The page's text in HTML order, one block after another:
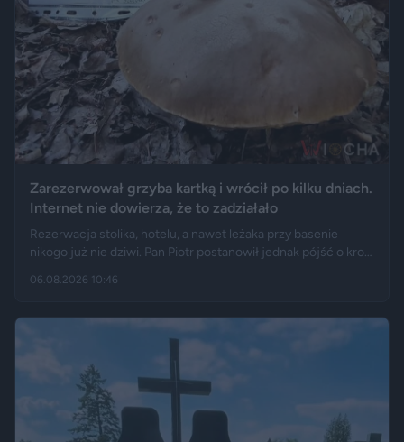
Zarezerwował grzyba kartką i wrócił po kilku dniach.
Internet nie dowierza, że to zadziałało
Rezerwacja stolika, hotelu, a nawet leżaka przy basenie
nikogo już nie dziwi. Pan Piotr postanowił jednak pójść o krok
„Fakt”, po kilku dniach wrócił w to samo miejsce i odkrył, że
06.08.2026 10:46